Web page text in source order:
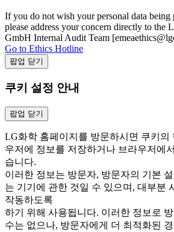
If you do not wish your personal data being
please address your concern directly to the
GmbH Internal Audit Team
Go to Ethics Hotline
팝업 닫기
쿠키 설정 안내
팝업 닫기
LG화학 홈페이지를 방문하시면 쿠키의
우저에 정보를 저장하거나 브라우저에
습니다.
이러한 정보는 방문자, 방문자의 기본
는 기기에 관한 것일 수 있으며, 대부분
작동하도록
하기 위해 사용됩니다. 이러한 정보로
수는 없으나, 방문자에게 더 최적화된